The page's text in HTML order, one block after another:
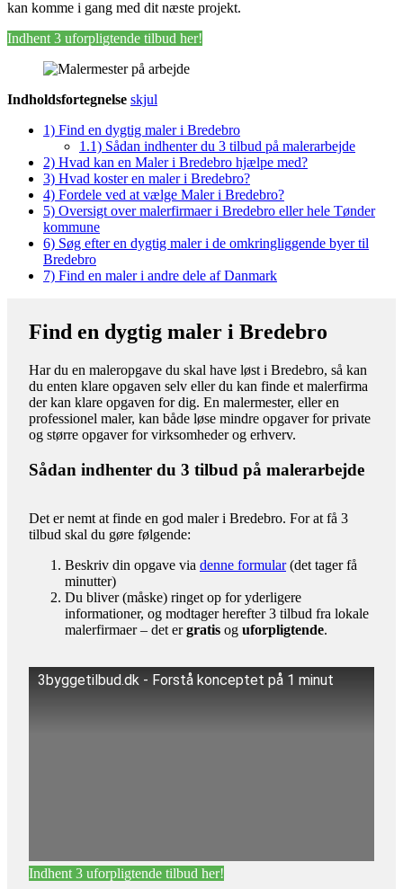
kan komme i gang med dit næste projekt.
Indhent 3 uforpligtende tilbud her!
Indholdsfortegnelse skjul
1) Find en dygtig maler i Bredebro
1.1) Sådan indhenter du 3 tilbud på malerarbejde
2) Hvad kan en Maler i Bredebro hjælpe med?
3) Hvad koster en maler i Bredebro?
4) Fordele ved at vælge Maler i Bredebro?
5) Oversigt over malerfirmaer i Bredebro eller hele Tønder
kommune
6) Søg efter en dygtig maler i de omkringliggende byer til
Bredebro
7) Find en maler i andre dele af Danmark
Find en dygtig maler i Bredebro
Har du en maleropgave du skal have løst i Bredebro, så kan
du enten klare opgaven selv eller du kan finde et malerfirma
der kan klare opgaven for dig. En malermester, eller en
professionel maler, kan både løse mindre opgaver for private
og større opgaver for virksomheder og erhverv.
Sådan indhenter du 3 tilbud på malerarbejde
Det er nemt at finde en god maler i Bredebro. For at få 3
tilbud skal du gøre følgende:
Beskriv din opgave via denne formular(det tager få
minutter)
Du bliver (måske) ringet op for yderligere
informationer, og modtager herefter 3 tilbud fra lokale
malerfirmaer – det ergratis og uforpligtende.
3byggetilbud.dk - Forstå konceptet på 1 minut
Indhent 3 uforpligtende tilbud her!